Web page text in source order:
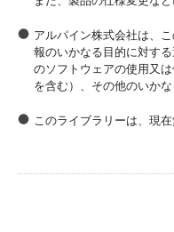
アルパイン株式会社は、
報のいかなる目的に対す
のソフトウェアの使用又
を含む）、その他のいか
このライブラリーは、現